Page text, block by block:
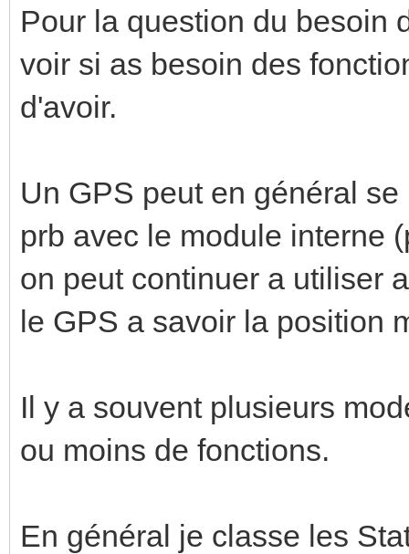
Pour la question du besoin
voir si as besoin des
d'avoir.
Un GPS peut en général
prb avec le module interne
on peut continuer a utiliser
le GPS a savoir la position
Il y a souvent plusieurs
ou moins de fonctions.
En général je classe les